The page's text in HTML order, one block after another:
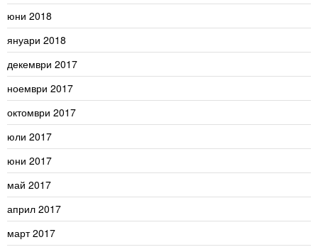
юни 2018
януари 2018
декември 2017
ноември 2017
октомври 2017
юли 2017
юни 2017
май 2017
април 2017
март 2017